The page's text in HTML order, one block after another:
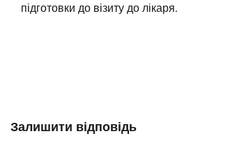
підготовки до візиту до лікаря.
Залишити відповідь